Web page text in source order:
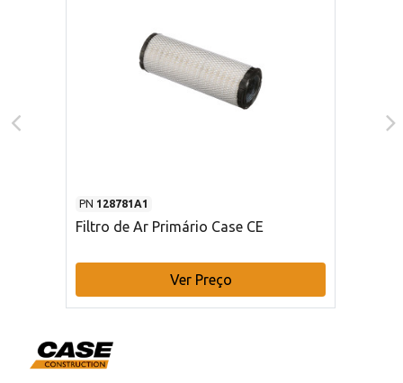
PN 128781A1
Filtro de Ar Primário Case CE
Ver Preço